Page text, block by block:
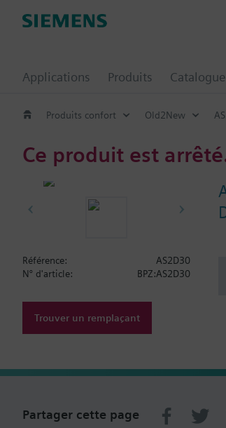
Applications Produits Catalogue
Produits confort Old2New
Ce produit est
Référence:
AS2D30
N° d'article:
BPZ:AS2D30
Trouver un remplaçant
Partager cette page